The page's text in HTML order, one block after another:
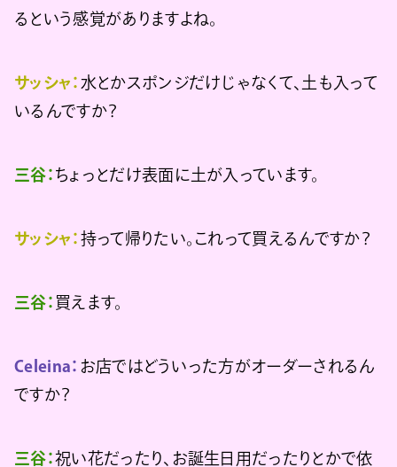
るという感覚がありますよね。
サッシャ： 水とかスポンジだけじゃなくて、土も入って
いるんですか？
三谷： ちょっとだけ表面に土が入っています。
サッシャ： 持って帰りたい。これって買えるんですか？
三谷： 買えます。
Celeina： お店ではどういった方がオーダーされるん
ですか？
三谷：祝い花だったり、お誕生日用だったりとかで依